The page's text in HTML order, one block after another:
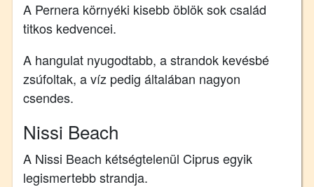
A Pernera környéki kisebb öblök sok család
titkos kedvencei.
A hangulat nyugodtabb, a strandok kevésbé
zsúfoltak, a víz pedig általában nagyon
csendes.
Nissi Beach
A Nissi Beach kétségtelenül Ciprus egyik
legismertebb strandja.